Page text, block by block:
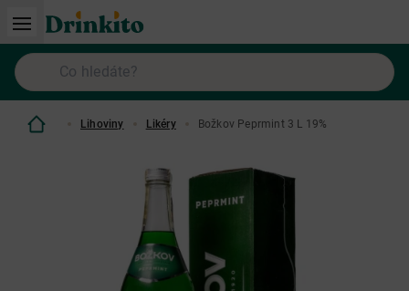
Lihoviny Likéry Božkov Peprmint 3 L 19%